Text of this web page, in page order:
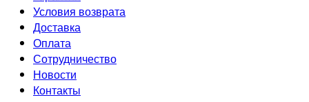
Условия возврата
Доставка
Оплата
Сотрудничество
Новости
Контакты